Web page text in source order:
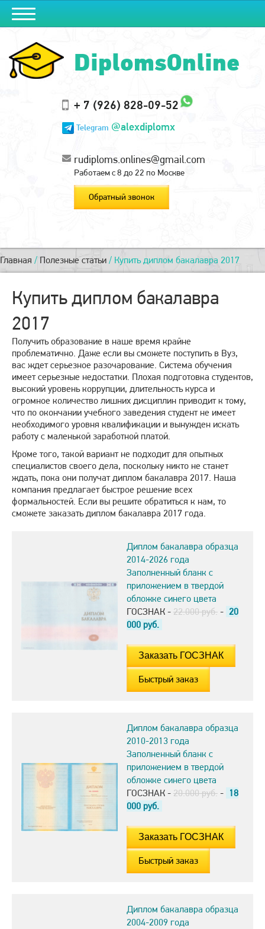
DiplomsOnline
+ 7 (926) 828-09-52
Telegram @alexdiplomx
rudiploms.onlines@gmail.com
Работаем с 8 до 22 по Москве
Обратный звонок
Главная / Полезные статьи / Купить диплом бакалавра 2017
Купить диплом бакалавра
2017
Получить образование в наше время крайне
проблематично. Даже если вы сможете поступить в Вуз,
вас ждет серьезное разочарование. Система обучения
имеет серьезные недостатки. Плохая подготовка студентов,
высокий уровень коррупции, длительность курса и
огромное количество лишних дисциплин приводит к тому,
что по окончании учебного заведения студент не имеет
необходимого уровня квалификации и вынужден искать
работу с маленькой заработной платой.
Кроме того, такой вариант не подходит для опытных
специалистов своего дела, поскольку никто не станет
ждать, пока они получат диплом бакалавра 2017. Наша
компания предлагает быстрое решение всех
формальностей. Если вы решите обратиться к нам, то
сможете заказать диплом бакалавра 2017 года.
Диплом бакалавра образца
2014-2026 года
Заполненный бланк с
приложением в твердой
обложке синего цвета
ГОСЗНАК - 22.000 руб. - 20
000 руб.
Быстрый заказ
Диплом бакалавра образца
2010-2013 года
Заполненный бланк с
приложением в твердой
обложке синего цвета
ГОСЗНАК - 20.000 руб. - 18
000 руб.
Быстрый заказ
Диплом бакалавра образца
2004-2009 года